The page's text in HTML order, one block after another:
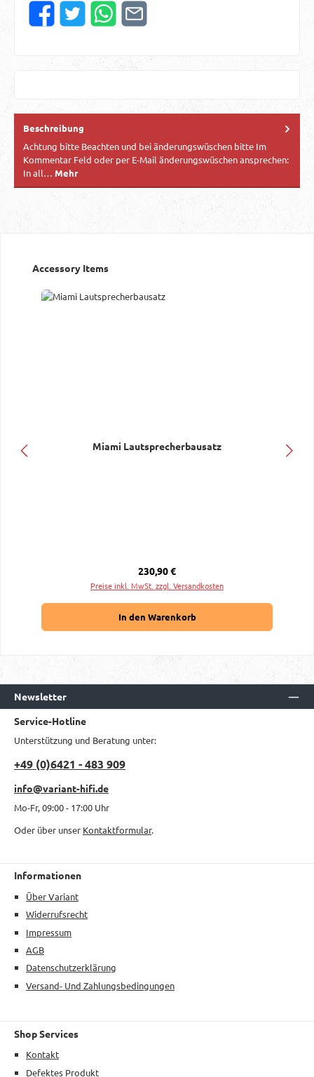
Beschreibung
Achtung bitte Beachten und bei änderungswüschen bitte Im
Kommentar Feld oder per E-Mail änderungswüschen ansprechen:
In all… Mehr
Produktgalerie überspringen
Accessory Items
Miami Lautsprecherbausatz
Regulärer Preis:
230,90 €
Preise inkl. MwSt. zzgl. Versandkosten
In den Warenkorb
Newsletter
Service-Hotline
Unterstützung und Beratung unter:
+49 (0)6421 - 483 909
info@variant-hifi.de
Mo-Fr, 09:00 - 17:00 Uhr
Oder über unser Kontaktformular.
Informationen
Über Variant
Widerrufsrecht
Impressum
AGB
Datenschutzerklärung
Versand- Und Zahlungsbedingungen
Shop Services
Kontakt
Defektes Produkt